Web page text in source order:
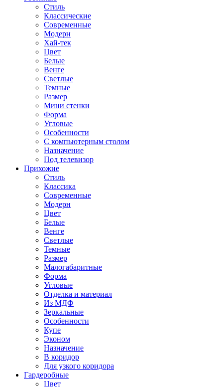
Стиль
Классические
Современные
Модерн
Хай-тек
Цвет
Белые
Венге
Светлые
Темные
Размер
Мини стенки
Форма
Угловые
Особенности
С компьютерным столом
Назначение
Под телевизор
Прихожие
Стиль
Классика
Современные
Модерн
Цвет
Белые
Венге
Светлые
Темные
Размер
Малогабаритные
Форма
Угловые
Отделка и материал
Из МДФ
Зеркальные
Особенности
Купе
Эконом
Назначение
В коридор
Для узкого коридора
Гардеробные
Цвет